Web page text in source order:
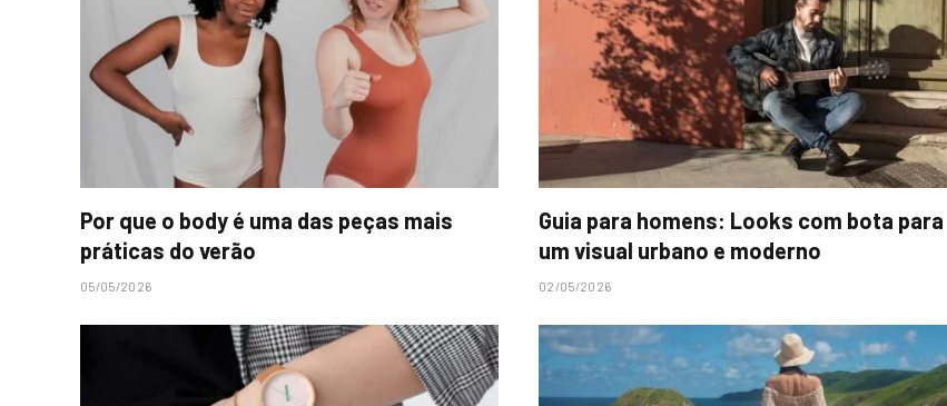
Por que o body é uma das peças mais
práticas do verão
05/05/2026
Guia para homens: Looks com bota para
um visual urbano e moderno
02/05/2026